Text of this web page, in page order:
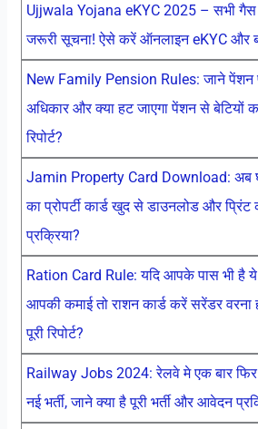
Ujjwala Yojana eKYC 2025 – सभी गैस
जरूरी सूचना! ऐसे करें ऑनलाइन eKYC और
New Family Pension Rules: जाने पेंशन
अधिकार और क्या हट जाएगा पेंशन से बेटियों
रिपोर्ट?
Jamin Property Card Download: अब
का प्रोपर्टी कार्ड खुद से डाउनलोड और प्रिंट
प्रक्रिया?
Ration Card Rule: यदि आपके पास भी है ये
आपकी कमाई तो राशन कार्ड करें सरेंडर वरना
पूरी रिपोर्ट?
Railway Jobs 2024: रेलवे मे एक बार
नई भर्ती, जाने क्या है पूरी भर्ती और आवेदन